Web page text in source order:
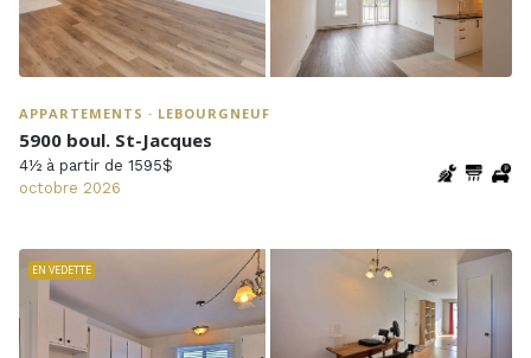
APPARTEMENTS · LEBOURGNEUF
5900 boul. St-Jacques
4½ à partir de 1595$
octobre 2026
EN VEDETTE